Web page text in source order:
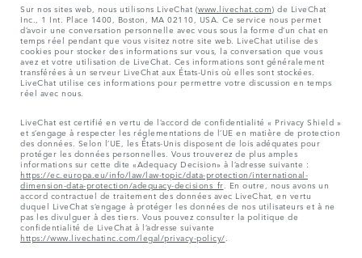
Sur nos sites web, nous utilisons LiveChat (www.livechat.com) de LiveChat
Inc., 1 Int. Place 1400, Boston, MA 02110, USA. Ce service nous permet
d’avoir une conversation personnelle avec vous sous la forme d’un chat en
temps réel pendant que vous visitez notre site web. LiveChat utilise des
cookies pour stocker des informations sur vous, la conversation que vous
avez et votre utilisation de LiveChat. Ces informations sont généralement
transférées à un serveur LiveChat aux États-Unis où elles sont stockées.
LiveChat utilise ces informations pour permettre votre discussion en temps
réel avec nous.
LiveChat est certifié en vertu de l’accord de confidentialité « Privacy Shield »
et s’engage à respecter les réglementations de l’UE en matière de protection
des données. Selon l’UE, les États-Unis disposent de lois adéquates pour
protéger les données personnelles. Vous trouverez de plus amples
informations sur cette dite «Adequacy Decision» à l’adresse suivante :
https://ec.europa.eu/info/law/law-topic/data-protection/international-
dimension-data-protection/adequacy-decisions_fr . En outre, nous avons un
accord contractuel de traitement des données avec LiveChat, en vertu
duquel LiveChat s’engage à protéger les données de nos utilisateurs et à ne
pas les divulguer à des tiers. Vous pouvez consulter la politique de
confidentialité de LiveChat à l’adresse suivante
https://www.livechatinc.com/legal/privacy-policy/